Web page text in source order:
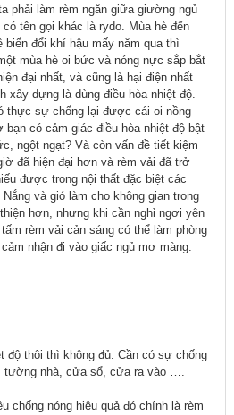
phải làm rèm ngăn giữa giường ngủ
tên gọi khác là rydo. Mùa hè đến
đổi khí hậu mấy năm qua thì
mùa hè oi bức và nóng nực sắp bắt
đại nhất, và cũng là hại điện nhất
xây dựng là dùng điều hòa nhiệt độ.
thực sự chống lại được cái oi nồng
bạn có cảm giác điều hòa nhiệt độ bật
ngột ngạt? Và còn vấn đề tiết kiệm
đã hiện đại hơn và rèm vải đã trở
được trong nội thất đặc biệt các
và gió làm cho không gian trong
hơn, nhưng khi cần nghỉ ngơi yên
rèm vải cản sáng có thể làm phòng
nhận đi vào giấc ngủ mơ màng.
độ thôi thì không đủ. Cần có sự chống
tường nhà, cửa sổ, cửa ra vào ….
chống nóng hiệu quả đó chính là rèm